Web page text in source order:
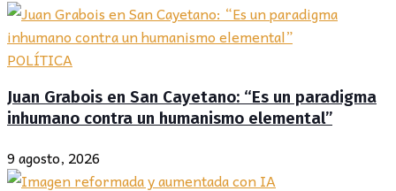
POLÍTICA
Juan Grabois en San Cayetano: “Es un paradigma
inhumano contra un humanismo elemental”
9 agosto, 2026